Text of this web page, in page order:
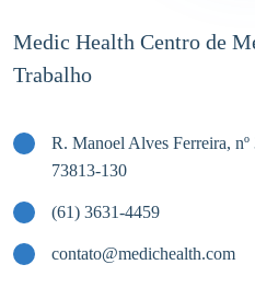
Medic Health Centro de
Trabalho
R. Manoel Alves Ferreira,
73813-130
(61) 3631-4459
contato@medichealth.com